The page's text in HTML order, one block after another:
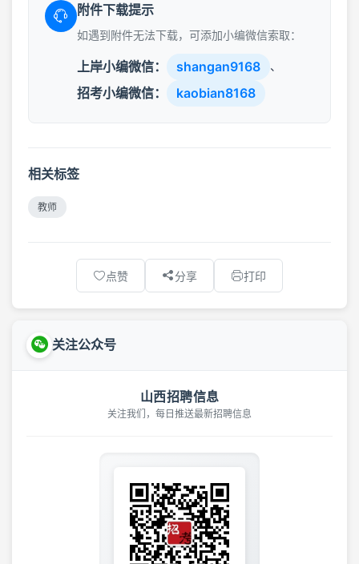
附件下载提示
如遇到附件无法下载，可添加小编微信索取：
上岸小编微信： shangan9168 、
招考小编微信： kaobian8168
相关标签
教师
点赞 分享 打印
关注公众号
山西招聘信息
关注我们，每日推送最新招聘信息